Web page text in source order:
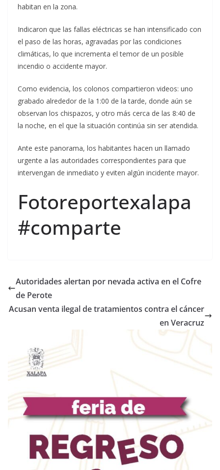
habitan en la zona.
Indicaron que las fallas eléctricas se han intensificado con
el paso de las horas, agravadas por las condiciones
climáticas, lo que incrementa el temor de un posible
incendio o accidente mayor.
Como evidencia, los colonos compartieron videos: uno
grabado alrededor de la 1:00 de la tarde, donde aún se
observan los chispazos, y otro más cerca de las 8:40 de
la noche, en el que la situación continúa sin ser atendida.
Ante este panorama, los habitantes hacen un llamado
urgente a las autoridades correspondientes para que
intervengan de inmediato y eviten algún incidente mayor.
Fotoreportexalapa
#comparte
Autoridades alertan por nevada activa en el Cofre
de Perote
Acusan venta ilegal de tratamientos contra el cáncer
en Veracruz